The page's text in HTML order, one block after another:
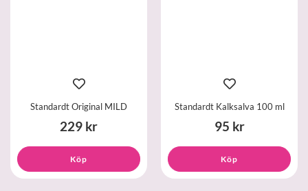
Standardt Original MILD
229 kr
Köp
Standardt Kalksalva 100 ml
95 kr
Köp